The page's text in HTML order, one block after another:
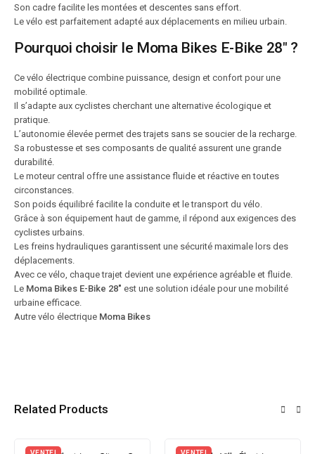
Son cadre facilite les montées et descentes sans effort.
Le vélo est parfaitement adapté aux déplacements en milieu urbain.
Pourquoi choisir le Moma Bikes E-Bike 28″ ?
Ce vélo électrique combine puissance, design et confort pour une
mobilité optimale.
Il s’adapte aux cyclistes cherchant une alternative écologique et
pratique.
L’autonomie élevée permet des trajets sans se soucier de la recharge.
Sa robustesse et ses composants de qualité assurent une grande
durabilité.
Le moteur central offre une assistance fluide et réactive en toutes
circonstances.
Son poids équilibré facilite la conduite et le transport du vélo.
Grâce à son équipement haut de gamme, il répond aux exigences des
cyclistes urbains.
Les freins hydrauliques garantissent une sécurité maximale lors des
déplacements.
Avec ce vélo, chaque trajet devient une expérience agréable et fluide.
Le Moma Bikes E-Bike 28″ est une solution idéale pour une mobilité
urbaine efficace.
Autre vélo électrique Moma Bikes
Related Products